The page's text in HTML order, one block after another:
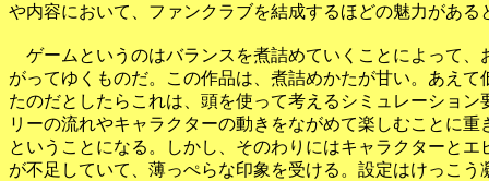
や内容において、ファンクラブを結成するほどの魅力がある
ゲームというのはバランスを煮詰めていくことによって、
がってゆくものだ。この作品は、煮詰めかたが甘い。あえて
たのだとしたらこれは、頭を使って考えるシミュレーション
リーの流れやキャラクターの動きをながめて楽しむことに重
ということになる。しかし、そのわりにはキャラクターとエ
が不足していて、薄っぺらな印象を受ける。設定はけっこう